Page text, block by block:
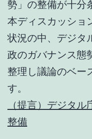
勢」の整備が十分
本ディスカッショ
状況の中、デジタ
政のガバナンス態
整理し議論のベー
す。
（提言）デジタ
整備